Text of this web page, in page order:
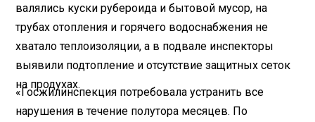
валялись куски рубероида и бытовой мусор, на
трубах отопления и горячего водоснабжения не
хватало теплоизоляции, а в подвале инспекторы
выявили подтопление и отсутствие защитных сеток
на продухах.
«Госжилинспекция потребовала устранить все
нарушения в течение полутора месяцев. По